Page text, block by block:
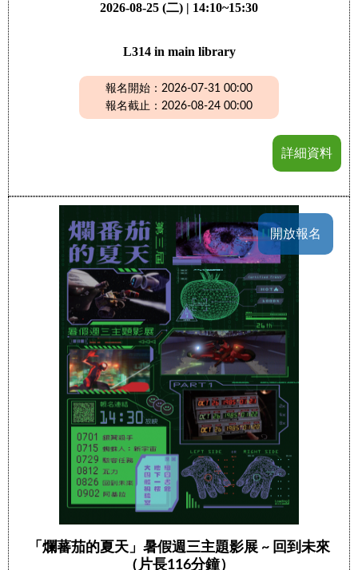
2026-08-25 (二) | 14:10~15:30
L314 in main library
報名開始：2026-07-31 00:00
報名截止：2026-08-24 00:00
詳細資料
開放報名
「爛蕃茄的夏天」暑假週三主題影展 ~ 回到未來
（片長116分鐘）